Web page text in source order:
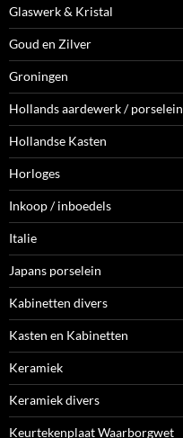
Glaswerk & Kristal
Goud en Zilver
Groningen
Hollands aardewerk / porselein
Hollandse Kasten
Horloges
Inkoop / inboedels
Italie
Japans porselein
Kabinetten divers
Kasten en Kabinetten
Keramiek
Keramiek divers
Keurtekenplaat Waarborgwet